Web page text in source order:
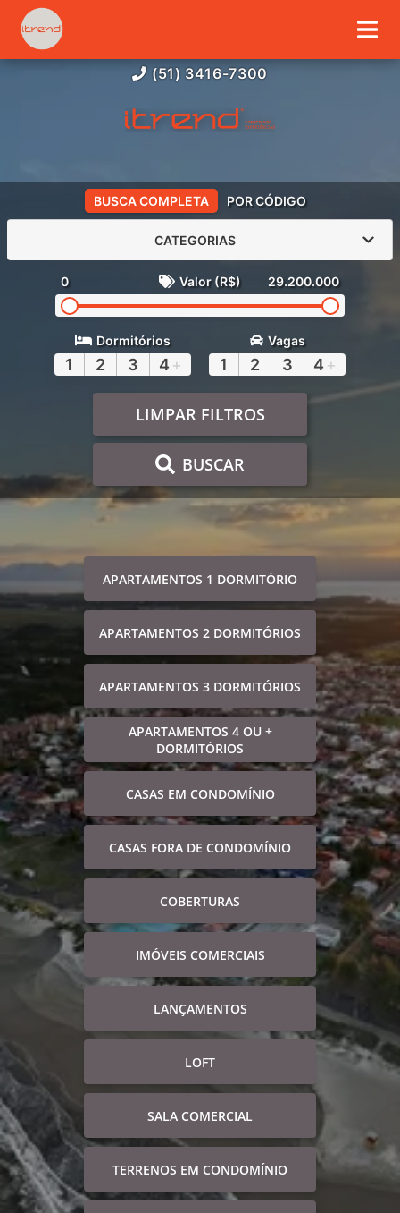
(51) 3416-7300
BUSCA COMPLETA POR CÓDIGO
CATEGORIAS
0 Valor (R$) 29.200.000
Dormitórios
1 2 3 4 +
Vagas
1 2 3 4 +
LIMPAR FILTROS
BUSCAR
APARTAMENTOS 1 DORMITÓRIO
APARTAMENTOS 2 DORMITÓRIOS
APARTAMENTOS 3 DORMITÓRIOS
APARTAMENTOS 4 OU +
DORMITÓRIOS
CASAS EM CONDOMÍNIO
CASAS FORA DE CONDOMÍNIO
COBERTURAS
IMÓVEIS COMERCIAIS
LANÇAMENTOS
LOFT
SALA COMERCIAL
TERRENOS EM CONDOMÍNIO